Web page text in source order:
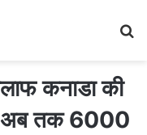
कनाडा की
अब तक 6000